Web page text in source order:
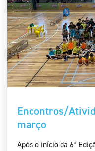
Encontros/
março
Após o início da 6ª